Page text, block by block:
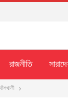
রাজনীতি
বাঁশখালী